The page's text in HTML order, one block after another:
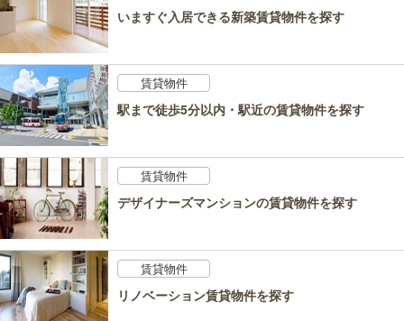
いますぐ入居できる新築賃貸物件を探す
賃貸物件
駅まで徒歩5分以内・駅近の賃貸物件を探す
賃貸物件
デザイナーズマンションの賃貸物件を探す
賃貸物件
リノベーション賃貸物件を探す